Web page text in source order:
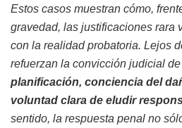
Estos casos muestran cómo,
gravedad, las justificaciones rara
con la realidad probatoria. Lejos
refuerzan la convicción judicial
planificación, conciencia del
voluntad clara de eludir
sentido, la respuesta penal no